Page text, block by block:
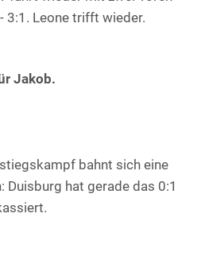
3:1. Leone trifft wieder.
Jakob.
bahnt sich eine
Duisburg hat gerade das 0:1